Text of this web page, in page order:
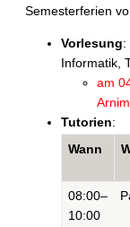
Semesterferien
Vorlesung:
Informatik,
am
Tutorien:
Wann
08:00–
10:00